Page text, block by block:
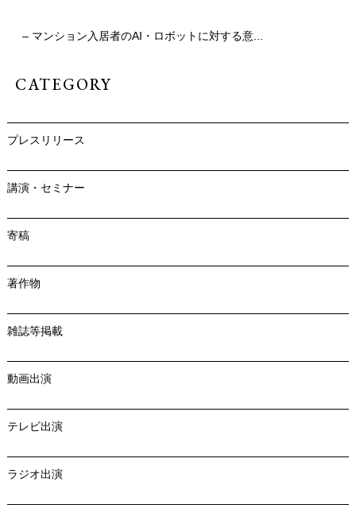
– マンション入居者のAI・ロボットに対する意...
CATEGORY
プレスリリース
講演・セミナー
寄稿
著作物
雑誌等掲載
動画出演
テレビ出演
ラジオ出演